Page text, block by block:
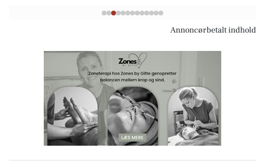
Annoncørbetalt indhold